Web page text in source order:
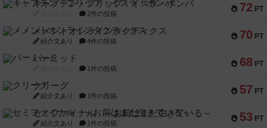
72 PT
キャプテン・フリップ：イスラ・ボンバ
2件の投稿
70 PT
メメントオンラインタクティクス
紹介文あり 4件の投稿
68 PT
パーミッド
1件の投稿
57 PT
クリーグ
紹介文あり 1件の投稿
53 PT
セミファイナル ～お前はまだ生きている～
紹介文あり 1件の投稿